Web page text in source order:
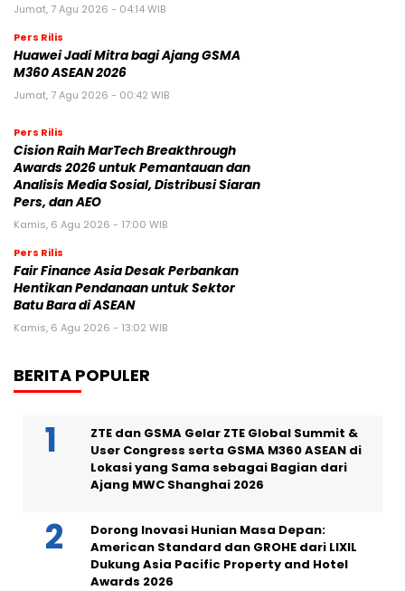
Jumat, 7 Agu 2026 - 04:14 WIB
Pers Rilis
Huawei Jadi Mitra bagi Ajang GSMA
M360 ASEAN 2026
Jumat, 7 Agu 2026 - 00:42 WIB
Pers Rilis
Cision Raih MarTech Breakthrough
Awards 2026 untuk Pemantauan dan
Analisis Media Sosial, Distribusi Siaran
Pers, dan AEO
Kamis, 6 Agu 2026 - 17:00 WIB
Pers Rilis
Fair Finance Asia Desak Perbankan
Hentikan Pendanaan untuk Sektor
Batu Bara di ASEAN
Kamis, 6 Agu 2026 - 13:02 WIB
BERITA POPULER
ZTE dan GSMA Gelar ZTE Global Summit &
User Congress serta GSMA M360 ASEAN di
Lokasi yang Sama sebagai Bagian dari
Ajang MWC Shanghai 2026
Dorong Inovasi Hunian Masa Depan:
American Standard dan GROHE dari LIXIL
Dukung Asia Pacific Property and Hotel
Awards 2026